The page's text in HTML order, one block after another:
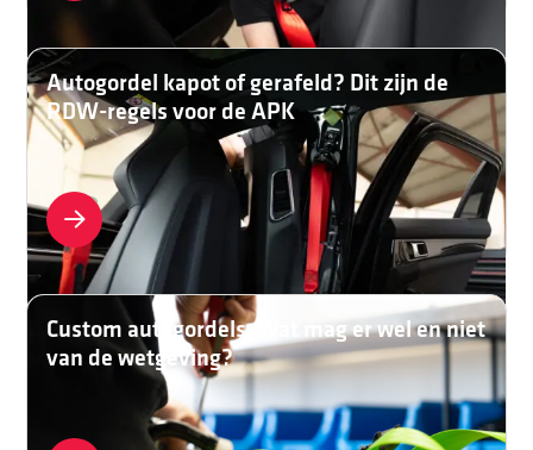
Autogordel kapot of gerafeld? Dit zijn de
RDW-regels voor de APK
Custom autogordels: Wat mag er wel en niet
van de wetgeving?